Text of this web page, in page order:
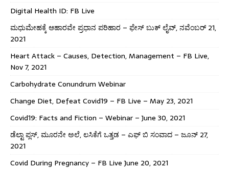
Digital Health ID: FB Live
ಮಧುಮೇಹಕ್ಕೆ ಆಹಾರವೇ ಪ್ರಧಾನ ಪರಿಹಾರ – ಫೇಸ್ ಬುಕ್ ಲೈವ್, ನವೆಂಬರ್ 21,
2021
Heart Attack – Causes, Detection, Management – FB Live,
Nov 7, 2021
Carbohydrate Conundrum Webinar
Change Diet, Defeat Covid19 – FB Live – May 23, 2021
Covid19: Facts and Fiction – Webinar – June 30, 2021
ಡೆಲ್ಟಾ ಪ್ಲಸ್, ಮೂರನೇ ಅಲೆ, ಲಸಿಕೆಗೆ ಒತ್ತಡ – ಎಫ್ ಬಿ ಸಂವಾದ – ಜೂನ್ 27,
2021
Covid During Pregnancy – FB Live June 20, 2021